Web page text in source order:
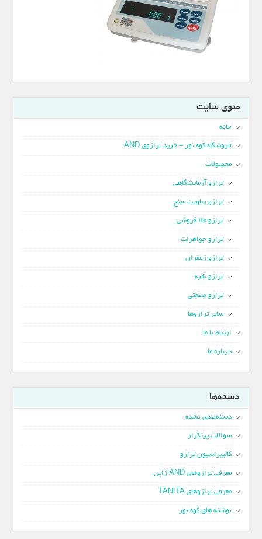
منوی سایت
خانه
فروشگاه کوه نور – خرید ترازوی AND
محصولات
ترازو آزمایشگاهی
ترازو رطوبت سنج
ترازو طلا فروشی
ترازو جواهرات
ترازو زعفران
ترازو نقره
ترازو صنعتی
سایر ترازوها
ارتباط با ما
درباره ما
دسته‌ها
دسته‌بندی نشده
سوالات پرتکرار
کالیبراسیون ترازو
معرفی ترازوهای AND ژاپن
معرفی ترازوهای TANITA
نوشته های کوه نور